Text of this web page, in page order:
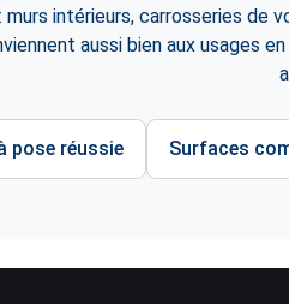
murs intérieurs, carrosseries de
aussi bien aux usages
pose réussie Surfaces